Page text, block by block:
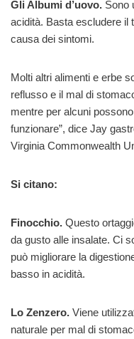
Gli Albumi d’uovo. Sono
acidità. Basta escludere il
causa dei sintomi.
Molti altri alimenti e erbe
reflusso e il mal di
mentre per alcuni
funzionare”, dice Jay
Virginia Commonwealth
Si citano:
Finocchio. Questo
da gusto alle insalate. Ci
può migliorare la
basso in acidità.
Lo Zenzero. Viene
naturale per mal di